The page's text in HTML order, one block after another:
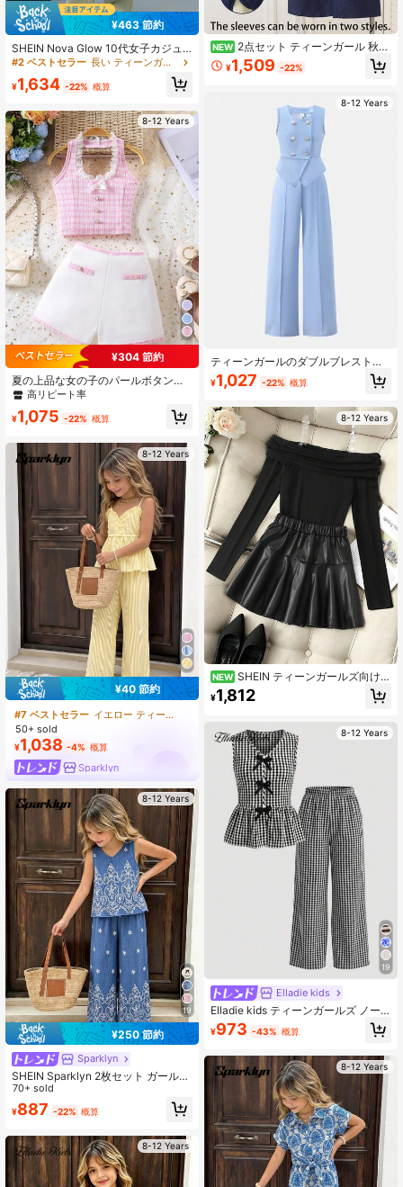
¥463 節約
SHEIN Nova Glow 10代女子カジュ
アルストリートスタイル シンプル ウ
ッグパンツ 2点セット
#2 ベストセラー 長い ティーンガールズアウターコーデ
¥1,634 -22% 概算
8-12 Years
¥304 節約
夏の上品な女の子のパールボタン付
きレースパッチワークチェック柄ホ
ラストカラーのショーツ2点セット
高リピート率
¥1,075 -22% 概算
8-12 Years
¥40 節約
#7 ベストセラー
イエロー ティーンガールズセット
50+ sold
¥1,038 -4% 概算
Sparklyn
8-12 Years
19
¥250 節約
Sparklyn
SHEIN Sparklyn 2枚セット ガールズ
カジュアル通勤用 竹編みリボン装飾
Vネック ノースリーブ ルーズタンク
トップ ウエストシェイプルーズパン
70+ sold
¥887 -22% 概算
8-12 Years
NEW 2点セット ティーンガール 秋フ
ァッション 上品 ロイヤルブルー 襟
付き 前開きフルボタン ツーウェイ袖
ジュアル ワイドレッグパンツセット
¥1,509 -22%
8-12 Years
ティーンガールのダブルブレストベ
ストとワイドレッグパンツのカジュ
アルアウトフィット
¥1,027 -22% 概算
8-12 Years
NEW SHEIN ティーンガールズ向け
新作 エレガント フレンチスタイル
秋冬 2点セット、光沢のある伸縮性
袖Tシャツ、ウエストゴム入り ショ
ートAラインスカート、多用途ファッ
ション、オールシーズン対応
¥1,812
8-12 Years
19
Elladie kids
Elladie kids ティーンガールズ ノー
スリーブ Vネックトップ クラシック
な黒白チェック柄 ブラックリボン付
ススタイル ノースリーブトップ+ワ
イドレッグパンツセット 若々しい魅
力とシンプルなエレガンスを融合 春
¥973 -43% 概算
8-12 Years